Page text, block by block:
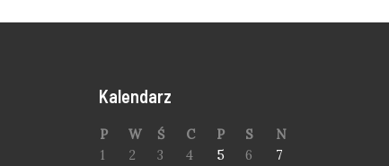
Kalendarz
P W Ś C P S
N
1
2 3 4 5 6
7